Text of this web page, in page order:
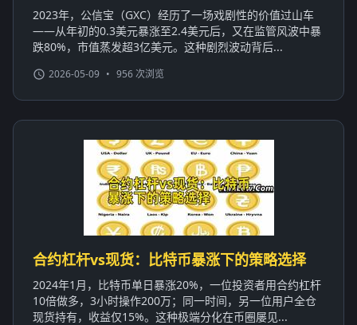
2023年，公信宝（GXC）经历了一场戏剧性的价值过山车
——从年初的0.3美元暴涨至2.4美元后，又在监管风波中暴
跌80%，市值蒸发超3亿美元。这种剧烈波动背后...
2026-05-09 • 956 次浏览
合约杠杆vs现货：比特币暴涨下的策略选择
2024年1月，比特币单日暴涨20%，一位投资者用合约杠杆
10倍做多，3小时操作200万；同一时间，另一位用户全仓
现货持有，收益仅15%。这种极端分化在币圈屡见...